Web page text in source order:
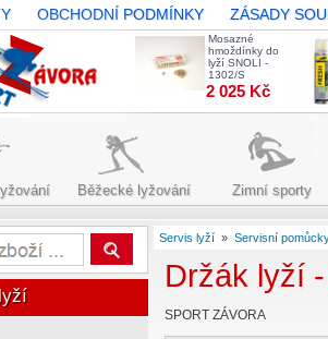
OBCHODNÍ PODMÍNKY ZÁSADY
Mosazné
hmoždínky do
lyží SNOLI -
1302/S
2 025 Kč
Běžecké lyžování Zimní sporty
Servis lyží » Servisní
Držák lyží
SPORT ZÁVORA